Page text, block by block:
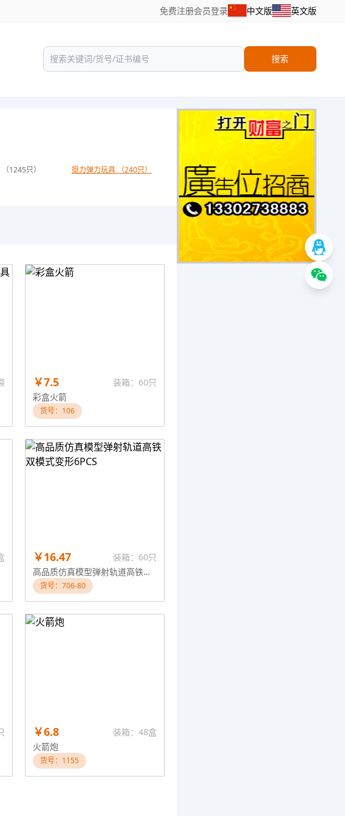
免费注册会员登录 中文版 英文版
搜索
1245只）
挺力弹力玩具 （240只）
￥7.5
装箱：60只
彩盒火箭
货号：106
￥16.47
装箱：60只
高品质仿真模型弹射轨道高铁双模式变形6PCS
货号：706-80
￥6.8
装箱：48盒
火箭炮
货号：1155